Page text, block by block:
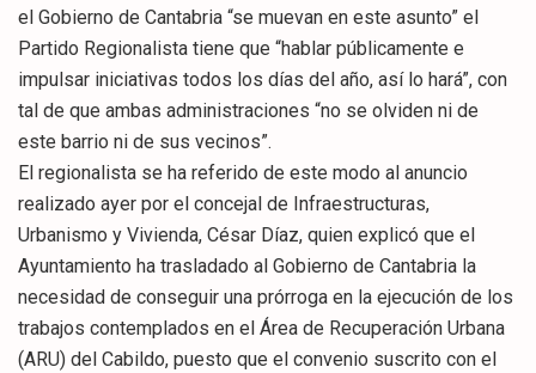
el Gobierno de Cantabria “se muevan en este asunto” el
Partido Regionalista tiene que “hablar públicamente e
impulsar iniciativas todos los días del año, así lo hará”, con
tal de que ambas administraciones “no se olviden ni de
este barrio ni de sus vecinos”.
El regionalista se ha referido de este modo al anuncio
realizado ayer por el concejal de Infraestructuras,
Urbanismo y Vivienda, César Díaz, quien explicó que el
Ayuntamiento ha trasladado al Gobierno de Cantabria la
necesidad de conseguir una prórroga en la ejecución de los
trabajos contemplados en el Área de Recuperación Urbana
(ARU) del Cabildo, puesto que el convenio suscrito con el